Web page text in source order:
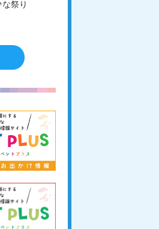
な祭り